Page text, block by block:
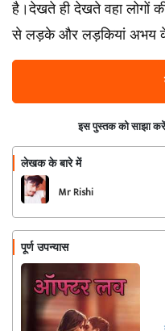
है।देखते ही देखते वहा लोगों
से लड़के और लड़कियां अभय
इस पुस्तक को साझा
लेखक के बारे में
Mr Rishi
पूर्ण उपन्यास